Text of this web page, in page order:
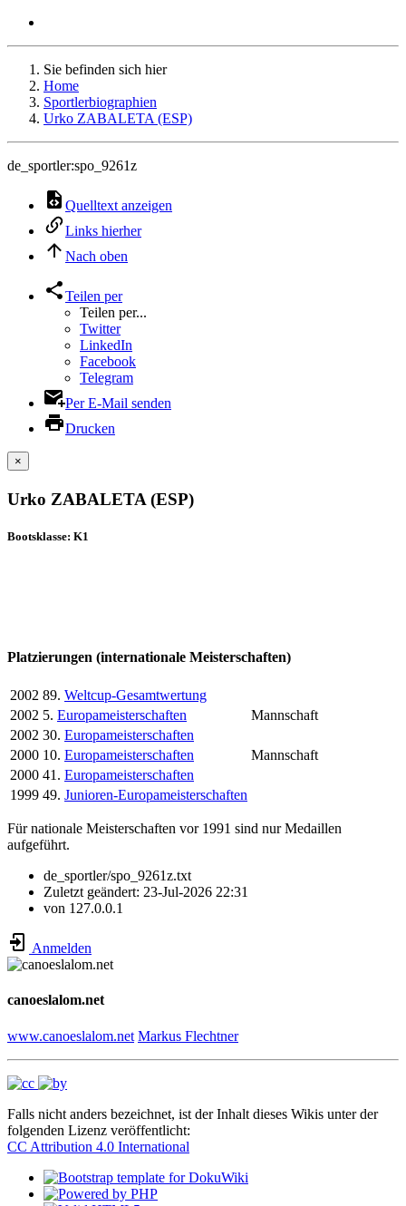
Sie befinden sich hier
Home
Sportlerbiographien
Urko ZABALETA (ESP)
de_sportler:spo_9261z
Quelltext anzeigen
Links hierher
Nach oben
Teilen per
Teilen per...
Twitter
LinkedIn
Facebook
Telegram
Per E-Mail senden
Drucken
×
Urko ZABALETA (ESP)
Bootsklasse: K1
Platzierungen (internationale Meisterschaften)
2002 89. Weltcup-Gesamtwertung
2002 5. Europameisterschaften
Mannschaft
2002 30. Europameisterschaften
2000 10. Europameisterschaften
Mannschaft
2000 41. Europameisterschaften
1999 49. Junioren-Europameisterschaften
Für nationale Meisterschaften vor 1991 sind nur Medaillen
aufgeführt.
de_sportler/spo_9261z.txt
Zuletzt geändert: 23-Jul-2026 22:31
von 127.0.0.1
Anmelden
canoeslalom.net
www.canoeslalom.net Markus Flechtner
Falls nicht anders bezeichnet, ist der Inhalt dieses Wikis unter der
folgenden Lizenz veröffentlicht:
CC Attribution 4.0 International